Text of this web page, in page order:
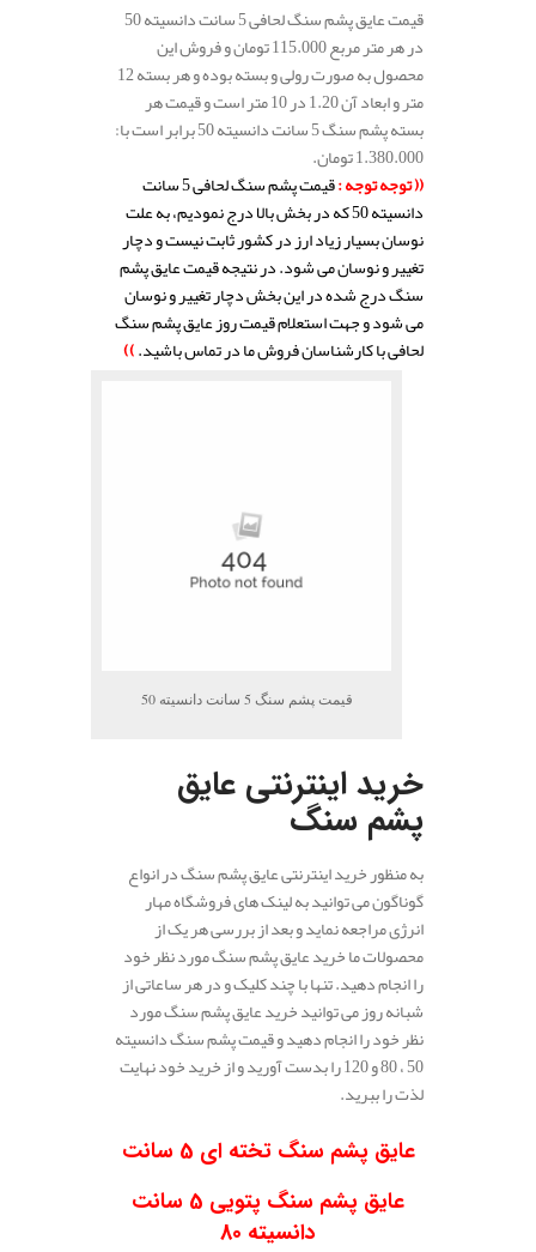
قیمت عایق پشم سنگ لحافی 5 سانت دانسیته 50
در هر متر مربع 115.000 تومان و فروش این
محصول به صورت رولی و بسته بوده و هر بسته 12
متر و ابعاد آن 1.20 در 10 متر است و قیمت هر
بسته پشم سنگ 5 سانت دانسیته 50 برابر است با:
1.380.000 تومان.
(( توجه توجه :
قیمت پشم سنگ لحافی 5 سانت
دانسیته 50 که در بخش بالا درج نمودیم، به علت
نوسان بسیار زیاد ارز در کشور ثابت نیست و دچار
تغییر و نوسان می شود. در نتیجه قیمت عایق پشم
سنگ درج شده در این بخش دچار تغییر و نوسان
می شود و جهت استعلام قیمت روز عایق پشم سنگ
لحافی با کارشناسان فروش ما در تماس باشید.))
قیمت پشم سنگ 5 سانت دانسیته 50
خرید اینترنتی عایق
پشم سنگ
به منظور خرید اینترنتی عایق پشم سنگ در انواع
گوناگون می توانید به لینک های فروشگاه مهار
انرژی مراجعه نماید و بعد از بررسی هر یک از
محصولات ما خرید عایق پشم سنگ مورد نظر خود
را انجام دهید. تنها با چند کلیک و در هر ساعاتی از
شبانه روز می توانید خرید عایق پشم سنگ مورد
نظر خود را انجام دهید و قیمت پشم سنگ دانسیته
50 ، 80 و 120 را بدست آورید و از خرید خود نهایت
لذت را ببرید.
عایق پشم سنگ تخته ای 5 سانت
عایق پشم سنگ پتویی 5 سانت
دانسیته 80